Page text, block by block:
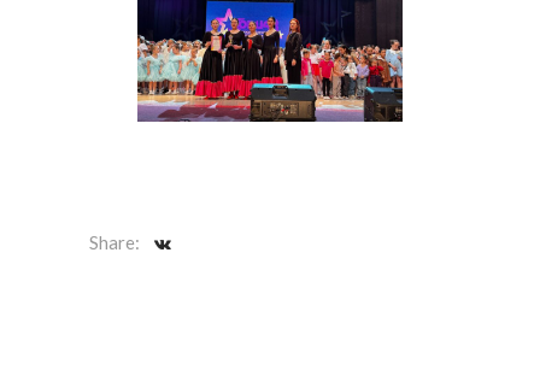
Share: